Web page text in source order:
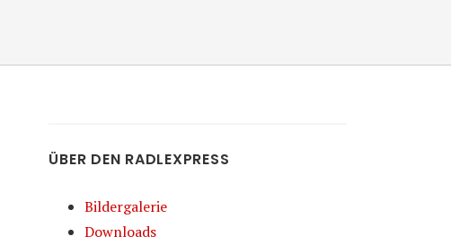
ÜBER DEN RADLEXPRESS
Bildergalerie
Downloads